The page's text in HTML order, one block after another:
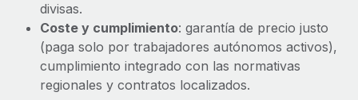
divisas.
Coste y cumplimiento: garantía de precio justo
(paga solo por trabajadores autónomos activos),
cumplimiento integrado con las normativas
regionales y contratos localizados.